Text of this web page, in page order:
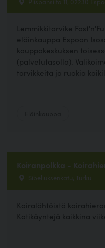
Lemmikkitarvike
eläinkauppa Espoon
kauppakeskuksen
(palvelutasolla).
tarvikkeita ja ruokia
Koiranpolkka -
Sibeliuksenkatu, Turku
Koiralähtöistä
Kotikäyntejä kaikkina